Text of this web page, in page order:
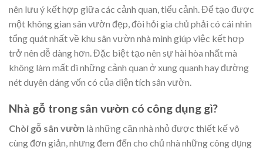
nên lưu ý kết hợp giữa các cảnh quan, tiểu cảnh. Để tạo được
một không gian sân vườn đẹp, đòi hỏi gia chủ phải có cái nhìn
tổng quát nhất về khu sân vườn nhà mình giúp việc kết hợp
trở nên dễ dàng hơn. Đặc biệt tạo nên sự hài hòa nhất mà
không làm mất đi những cảnh quan ở xung quanh hay đường
nét duyên dáng vốn có của diện tích sân vườn.
Nhà gỗ trong sân vườn có công dụng gì?
Chòi gỗ sân vườn là những căn nhà nhỏ được thiết kế vô
cùng đơn giản, nhưng đem đến cho chủ nhà những công dụng